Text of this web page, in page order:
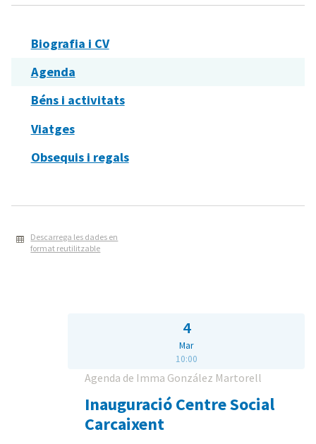
Biografia i CV
Agenda
Béns i activitats
Viatges
Obsequis i regals
Descarrega les dades en
format reutilitzable
4
Mar
10:00
Agenda de Imma González Martorell
Inauguració Centre Social
Carcaixent